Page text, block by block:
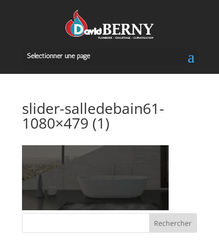
Sélectionner une page
slider-salledebain61-
1080×479 (1)